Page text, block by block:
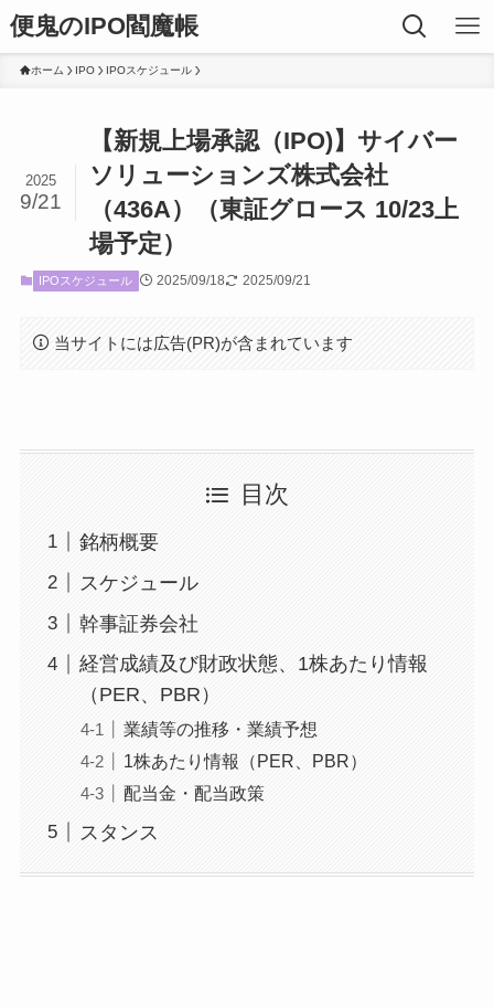
便鬼のIPO閻魔帳
ホーム IPO IPOスケジュール
【新規上場承認（IPO)】サイバー
ソリューションズ株式会社
（436A）（東証グロース 10/23上
場予定）
2025
9/21
IPOスケジュール 2025/09/18 2025/09/21
当サイトには広告(PR)が含まれています
目次
銘柄概要
スケジュール
幹事証券会社
経営成績及び財政状態、1株あたり情報
（PER、PBR）
業績等の推移・業績予想
1株あたり情報（PER、PBR）
配当金・配当政策
スタンス